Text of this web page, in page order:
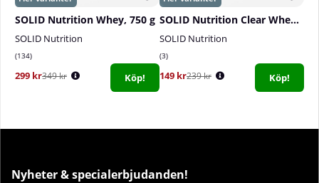
SOLID Nutrition Whey, 750 g
SOLID Nutrition
134
299 kr349 kr Köp!
SOLID Nutrition Clear Whey, 300 g
SOLID Nutrition
3
149 kr239 kr Köp!
Nyheter & specialerbjudanden!